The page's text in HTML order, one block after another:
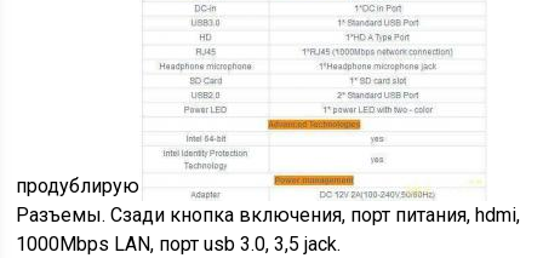
продублирую
Разъемы. Сзади кнопка включения, порт питания, hdmi,
1000Mbps LAN, порт usb 3.0, 3,5 jack.